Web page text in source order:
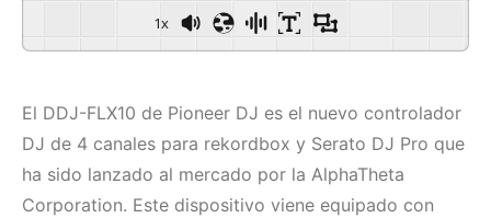
1x
El DDJ-FLX10 de Pioneer DJ es el nuevo controlador
DJ de 4 canales para rekordbox y Serato DJ Pro que
ha sido lanzado al mercado por la AlphaTheta
Corporation. Este dispositivo viene equipado con